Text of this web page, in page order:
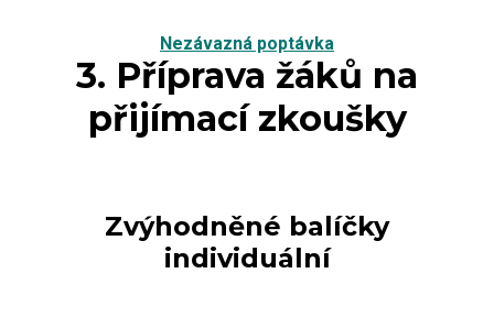
Nezávazná poptávka
3. Příprava žáků na
přijímací zkoušky
Zvýhodněné balíčky
individuální